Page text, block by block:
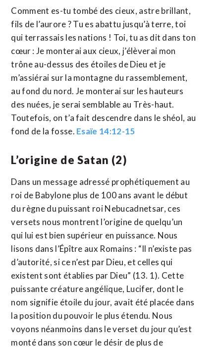
Comment es-tu tombé des cieux, astre brillant,
fils de l’aurore ? Tu es abattu jusqu’à terre, toi
qui terrassais les nations ! Toi, tu as dit dans ton
cœur : Je monterai aux cieux, j’élèverai mon
trône au-dessus des étoiles de Dieu et je
m’assiérai sur la montagne du rassemblement,
au fond du nord. Je monterai sur les hauteurs
des nuées, je serai semblable au Très-haut.
Toutefois, on t’a fait descendre dans le shéol, au
fond de la fosse. Esaïe 14:12-15
L’origine de Satan (2)
Dans un message adressé prophétiquement au
roi de Babylone plus de 100 ans avant le début
du règne du puissant roi Nebucadnetsar, ces
versets nous montrent l’origine de quelqu’un
qui lui est bien supérieur en puissance. Nous
lisons dans l’Épître aux Romains : “Il n’existe pas
d’autorité, si ce n’est par Dieu, et celles qui
existent sont établies par Dieu” (13. 1). Cette
puissante créature angélique, Lucifer, dont le
nom signifie étoile du jour, avait été placée dans
la position du pouvoir le plus étendu. Nous
voyons néanmoins dans le verset du jour qu’est
monté dans son cœur le désir de plus de